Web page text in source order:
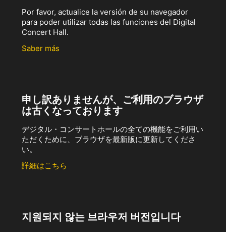
Por favor, actualice la versión de su navegador
para poder utilizar todas las funciones del Digital
Concert Hall.
Saber más
申し訳ありませんが、ご利用のブラウザ
は古くなっております
デジタル・コンサートホールの全ての機能をご利用い
ただくために、ブラウザを最新版に更新してくださ
い。
詳細はこちら
지원되지 않는 브라우저 버전입니다